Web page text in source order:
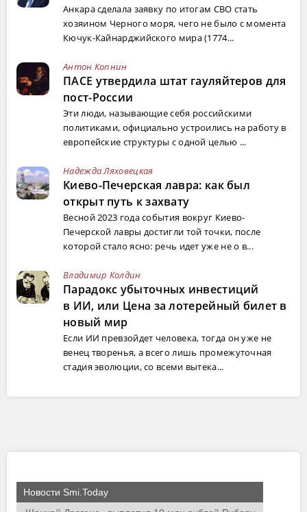
Анкара сделала заявку по итогам СВО стать
хозяином Черного моря, чего не было с момента
Кючук-Кайнарджийского мира (1774...
Антон Копнин
ПАСЕ утвердила штат гауляйтеров для
пост-России
Эти люди, называющие себя российскими
политиками, официально устроились на работу в
европейские структуры с одной целью ...
Надежда Ляховецкая
Киево-Печерская лавра: как был
открыт путь к захвату
Весной 2023 года события вокруг Киево-
Печерской лавры достигли той точки, после
которой стало ясно: речь идет уже не о в...
Владимир Колдин
Парадокс убыточных инвестиций
в ИИ, или Цена за лотерейный билет в
новый мир
Если ИИ превзойдет человека, тогда он уже не
венец творенья, а всего лишь промежуточная
стадия эволюции, со всеми вытека...